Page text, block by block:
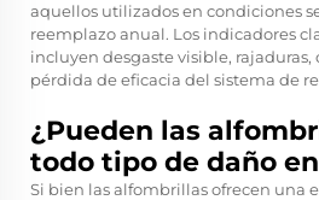
aquellos utilizados en condiciones
reemplazo anual. Los indicadores
incluyen desgaste visible, rajaduras,
pérdida de eficacia del sistema de
¿Pueden las
todo tipo de daño
Si bien las alfombrillas ofrecen una